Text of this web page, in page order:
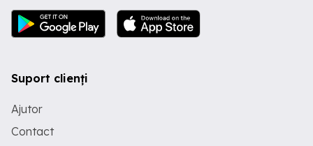
Suport clienți
Ajutor
Contact